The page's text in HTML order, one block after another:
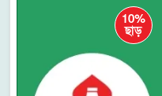
10%
ছাড়